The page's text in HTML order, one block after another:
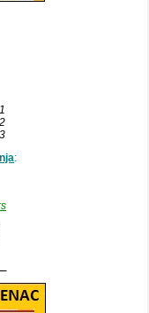
: